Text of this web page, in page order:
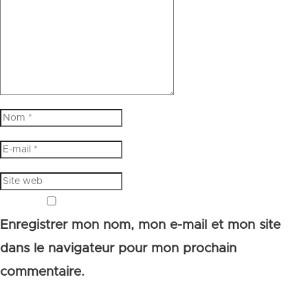
Enregistrer mon nom, mon e-mail et mon site
dans le navigateur pour mon prochain
commentaire.